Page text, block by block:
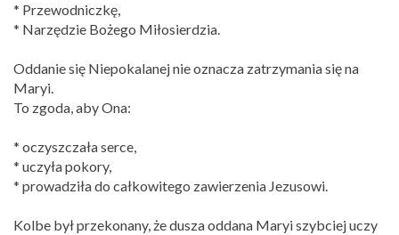
* Przewodniczkę,
* Narzędzie Bożego Miłosierdzia.
Oddanie się Niepokalanej nie oznacza zatrzymania się na
Maryi.
To zgoda, aby Ona:
* oczyszczała serce,
* uczyła pokory,
* prowadziła do całkowitego zawierzenia Jezusowi.
Kolbe był przekonany, że dusza oddana Maryi szybciej uczy